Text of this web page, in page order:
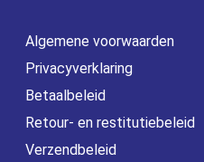
Algemene voorwaarden
Privacyverklaring
Betaalbeleid
Retour- en restitutiebeleid
Verzendbeleid